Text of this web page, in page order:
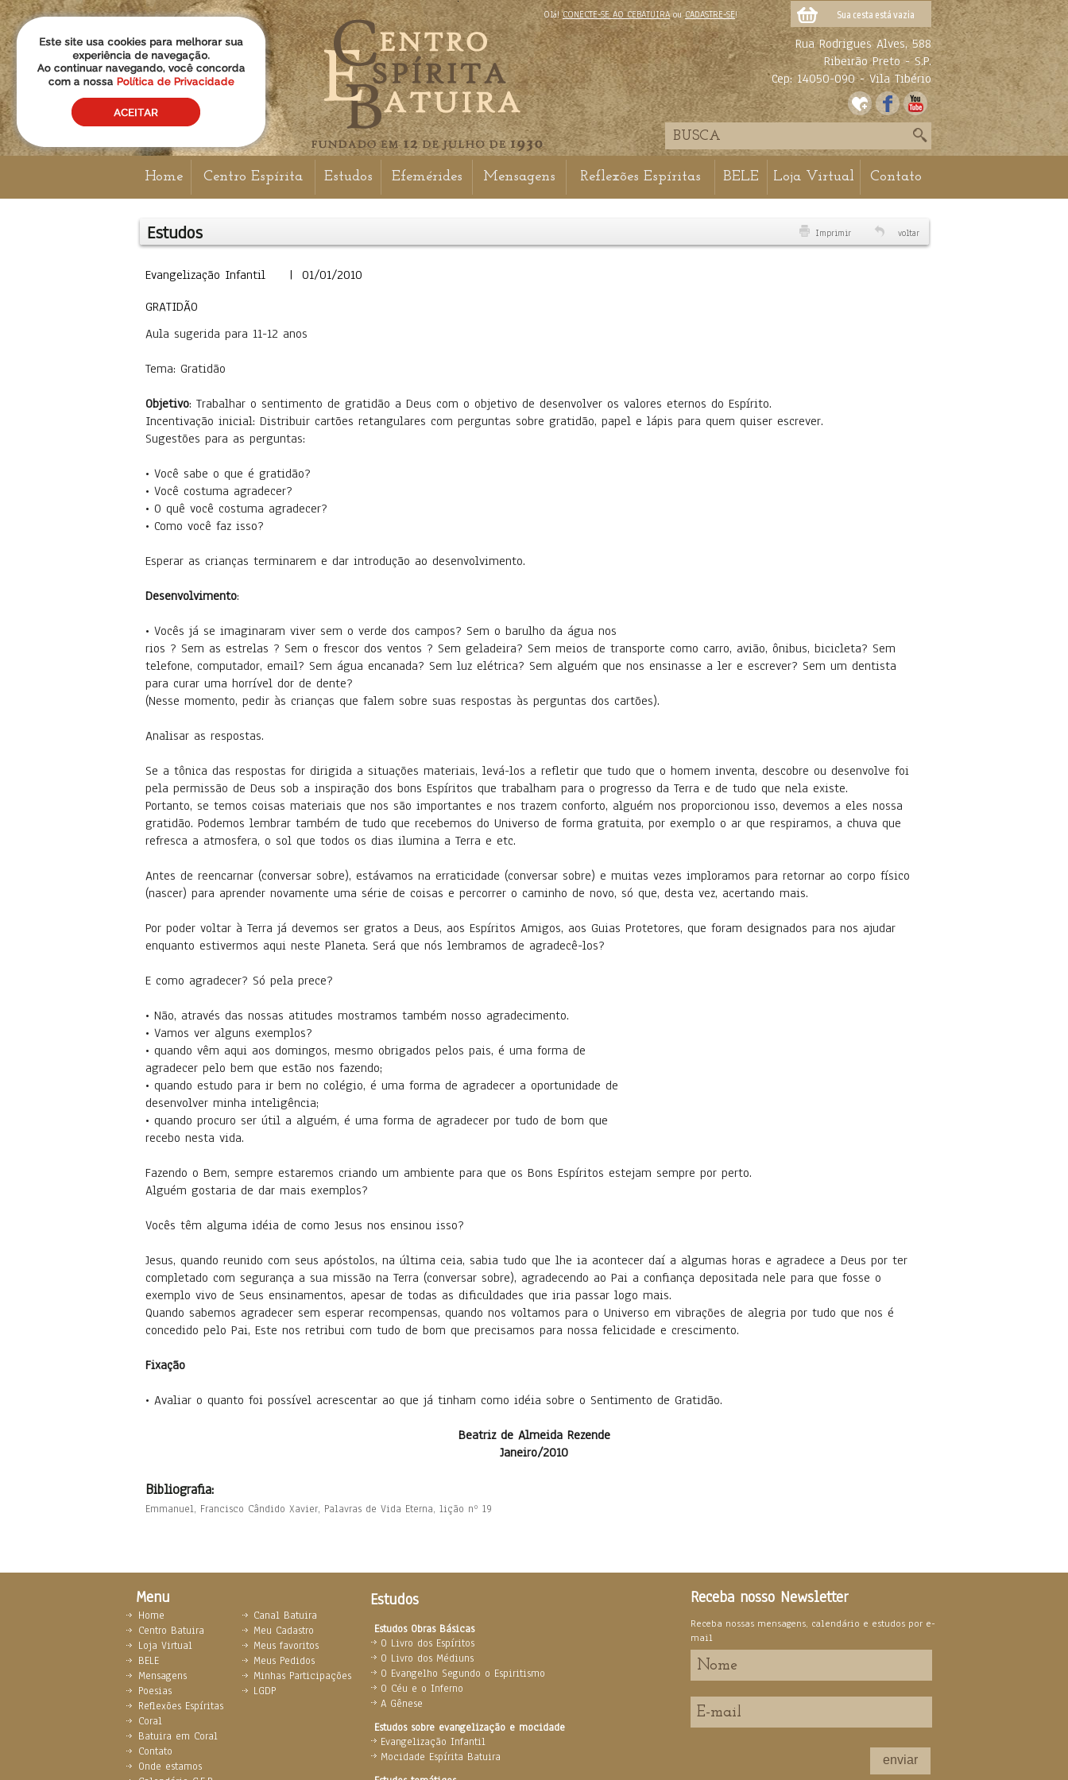
Olá!CONECTE-SE AO CEBATUIRAouCADASTRE-SE! Sua cesta está vazia
Rua Rodrigues Alves, 588
Ribeirão Preto - S.P.
Cep: 14050-090 - Vila Tibério
Home Centro Espírita Estudos Efemérides Mensagens Reflexões Espíritas BELE Loja Virtual Contato
Estudos Imprimir voltar
Evangelização Infantil | 01/01/2010
GRATIDÃO
Aula sugerida para 11-12 anos
Tema: Gratidão
Objetivo: Trabalhar o sentimento de gratidão a Deus com o objetivo de desenvolver os valores eternos do Espírito.
Incentivação inicial: Distribuir cartões retangulares com perguntas sobre gratidão, papel e lápis para quem quiser escrever.
Sugestões para as perguntas:
• Você sabe o que é gratidão?
• Você costuma agradecer?
• O quê você costuma agradecer?
• Como você faz isso?
Esperar as crianças terminarem e dar introdução ao desenvolvimento.
Desenvolvimento:
• Vocês já se imaginaram viver sem o verde dos campos? Sem o barulho da água nos
rios ? Sem as estrelas ? Sem o frescor dos ventos ? Sem geladeira? Sem meios de transporte como carro, avião, ônibus, bicicleta? Sem
telefone, computador, email? Sem água encanada? Sem luz elétrica? Sem alguém que nos ensinasse a ler e escrever? Sem um dentista
para curar uma horrível dor de dente?
(Nesse momento, pedir às crianças que falem sobre suas respostas às perguntas dos cartões).
Analisar as respostas.
Se a tônica das respostas for dirigida a situações materiais, levá-los a refletir que tudo que o homem inventa, descobre ou desenvolve foi
pela permissão de Deus sob a inspiração dos bons Espíritos que trabalham para o progresso da Terra e de tudo que nela existe.
Portanto, se temos coisas materiais que nos são importantes e nos trazem conforto, alguém nos proporcionou isso, devemos a eles nossa
gratidão. Podemos lembrar também de tudo que recebemos do Universo de forma gratuita, por exemplo o ar que respiramos, a chuva que
refresca a atmosfera, o sol que todos os dias ilumina a Terra e etc.
Antes de reencarnar (conversar sobre), estávamos na erraticidade (conversar sobre) e muitas vezes imploramos para retornar ao corpo físico
(nascer) para aprender novamente uma série de coisas e percorrer o caminho de novo, só que, desta vez, acertando mais.
Por poder voltar à Terra já devemos ser gratos a Deus, aos Espíritos Amigos, aos Guias Protetores, que foram designados para nos ajudar
enquanto estivermos aqui neste Planeta. Será que nós lembramos de agradecê-los?
E como agradecer? Só pela prece?
• Não, através das nossas atitudes mostramos também nosso agradecimento.
• Vamos ver alguns exemplos?
• quando vêm aqui aos domingos, mesmo obrigados pelos pais, é uma forma de
agradecer pelo bem que estão nos fazendo;
• quando estudo para ir bem no colégio, é uma forma de agradecer a oportunidade de
desenvolver minha inteligência;
• quando procuro ser útil a alguém, é uma forma de agradecer por tudo de bom que
recebo nesta vida.
Fazendo o Bem, sempre estaremos criando um ambiente para que os Bons Espíritos estejam sempre por perto.
Alguém gostaria de dar mais exemplos?
Vocês têm alguma idéia de como Jesus nos ensinou isso?
Jesus, quando reunido com seus apóstolos, na última ceia, sabia tudo que lhe ia acontecer daí a algumas horas e agradece a Deus por ter
completado com segurança a sua missão na Terra (conversar sobre), agradecendo ao Pai a confiança depositada nele para que fosse o
exemplo vivo de Seus ensinamentos, apesar de todas as dificuldades que iria passar logo mais.
Quando sabemos agradecer sem esperar recompensas, quando nos voltamos para o Universo em vibrações de alegria por tudo que nos é
concedido pelo Pai, Este nos retribui com tudo de bom que precisamos para nossa felicidade e crescimento.
Fixação
• Avaliar o quanto foi possível acrescentar ao que já tinham como idéia sobre o Sentimento de Gratidão.
Beatriz de Almeida Rezende
Janeiro/2010
Bibliografia:
Emmanuel, Francisco Cândido Xavier, Palavras de Vida Eterna, lição nº 19
Menu Estudos
Estudos Obras Básicas
O Livro dos Espíritos
O Livro dos Médiuns
O Evangelho Segundo o Espiritismo
O Céu e o Inferno
A Gênese
Estudos sobre evangelização e mocidade
Evangelização Infantil
Mocidade Espírita Batuira
Home
Centro Batuira
Loja Virtual
BELE
Mensagens
Poesias
Reflexões Espíritas
Coral
Batuira em Coral
Contato
Onde estamos
Canal Batuira
Meu Cadastro
Meus favoritos
Meus Pedidos
Minhas Participações
LGDP
Receba nosso Newsletter
Receba nossas mensagens, calendário e estudos por e-
mail
enviar